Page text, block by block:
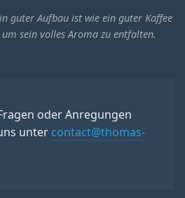
guter Aufbau ist wie ein guter Kaffee
sein volles Aroma zu entfalten.
oder Anregungen
unter contact@thomas-